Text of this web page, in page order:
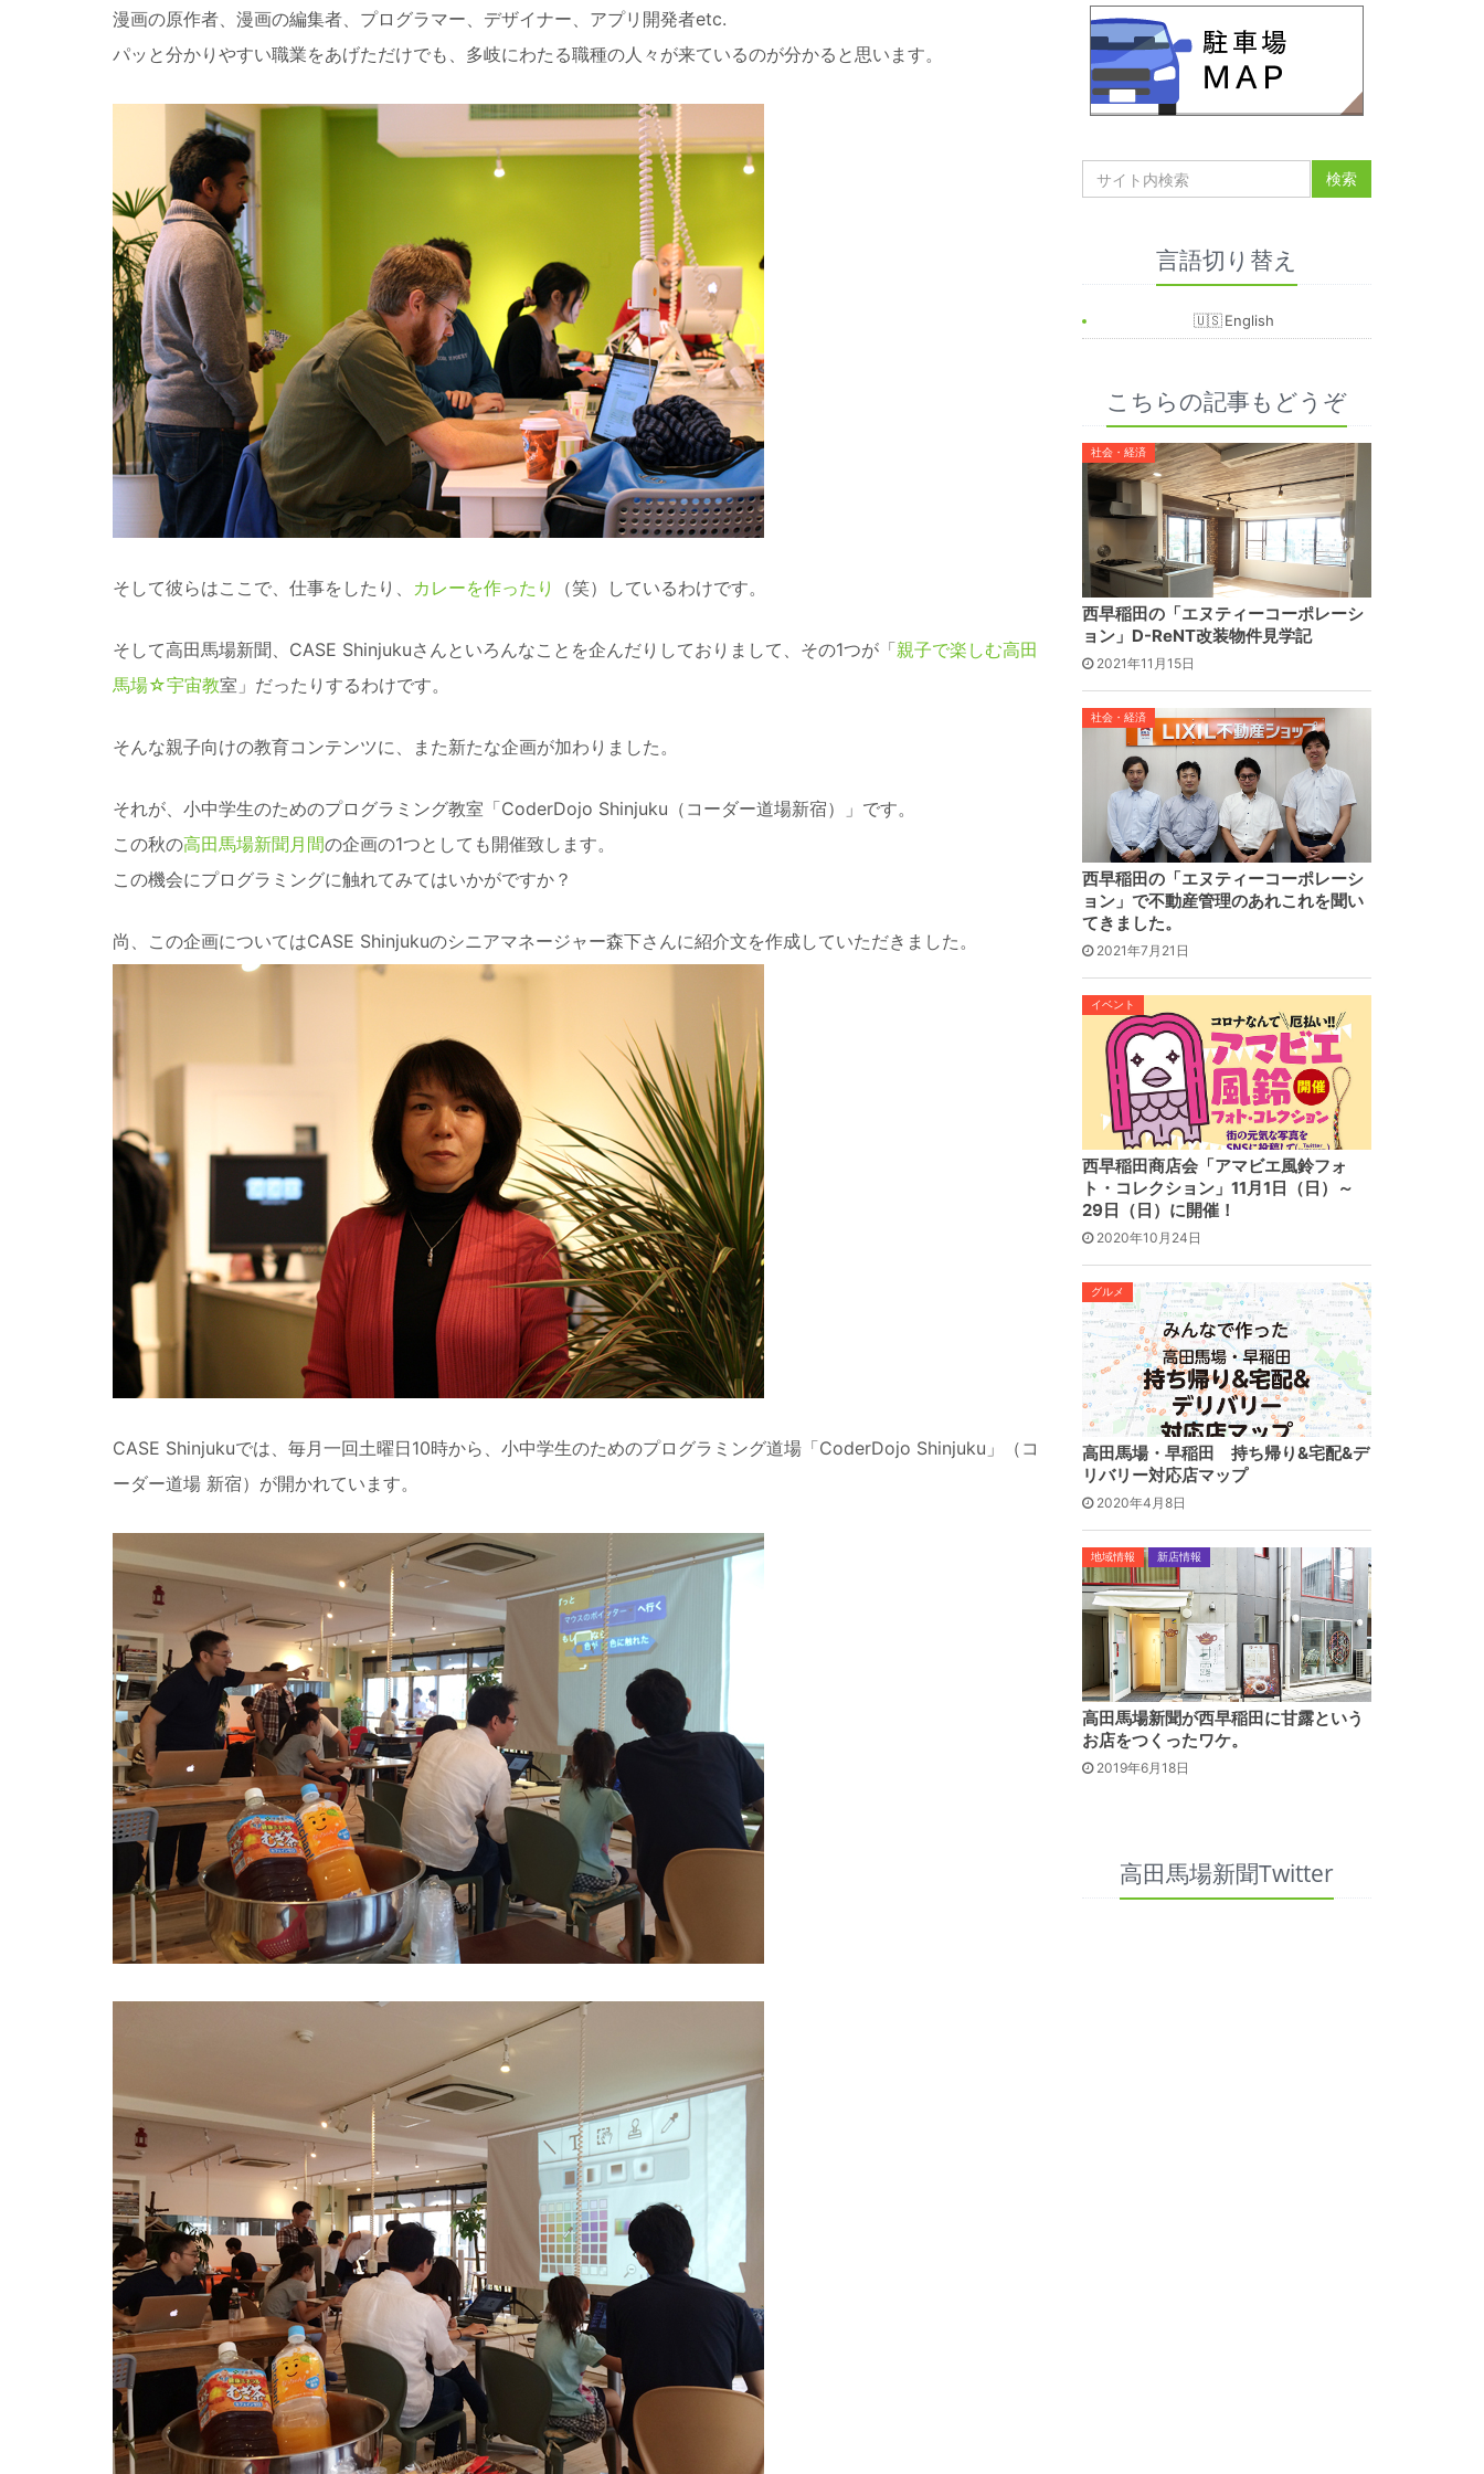
漫画の原作者、漫画の編集者、プログラマー、デザイナー、アプリ開発者etc.
パッと分かりやすい職業をあげただけでも、多岐にわたる職種の人々が来ているのが分かると思います。
そして彼らはここで、仕事をしたり、 カレーを作ったり （笑）しているわけです。
そして高田馬場新聞、CASE Shinjukuさんといろんなことを企んだりしておりまして、その1つが「親子で楽しむ高田
馬場☆宇宙教室」だったりするわけです。
そんな親子向けの教育コンテンツに、また新たな企画が加わりました。
それが、小中学生のためのプログラミング教室「CoderDojo Shinjuku（コーダー道場新宿）」です。
この秋の高田馬場新聞月間の企画の1つとしても開催致します。
この機会にプログラミングに触れてみてはいかがですか？
尚、この企画についてはCASE Shinjukuのシニアマネージャー森下さんに紹介文を作成していただきました。
CASE Shinjukuでは、毎月一回土曜日10時から、小中学生のためのプログラミング道場「CoderDojo Shinjuku」（コ
ーダー道場 新宿）が開かれています。
言語切り替え
English
こちらの記事もどうぞ
社会・経済
西早稲田の「エヌティーコーポレーシ
ョン」D-ReNT改装物件見学記
2021年11月15日
社会・経済
西早稲田の「エヌティーコーポレーシ
ョン」で不動産管理のあれこれを聞い
てきました。
2021年7月21日
イベント
西早稲田商店会「アマビエ風鈴フォ
ト・コレクション」11月1日（日）～
29日（日）に開催！
2020年10月24日
グルメ
高田馬場・早稲田 持ち帰り&宅配&デ
リバリー対応店マップ
2020年4月8日
地域情報 新店情報
高田馬場新聞が西早稲田に甘露という
お店をつくったワケ。
2019年6月18日
高田馬場新聞Twitter